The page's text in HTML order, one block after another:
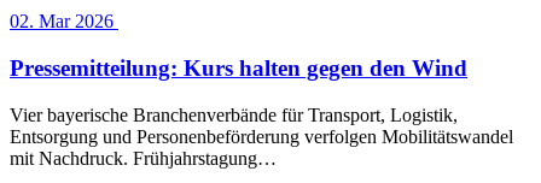
02. Mar 2026
Pressemitteilung: Kurs halten gegen den Wind
Vier bayerische Branchenverbände für Transport, Logistik,
Entsorgung und Personenbeförderung verfolgen Mobilitätswandel
mit Nachdruck. Frühjahrstagung…